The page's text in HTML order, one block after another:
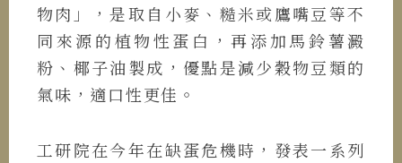
物肉」，是取自小麥、糙米或鷹嘴豆等不
同來源的植物性蛋白，再添加馬鈴薯澱
粉、椰子油製成，優點是減少穀物豆類的
氣味，適口性更佳。
工研院在今年在缺蛋危機時，發表一系列